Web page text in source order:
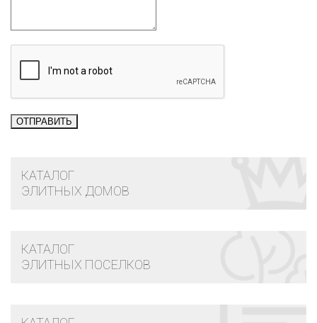
КАТАЛОГ
ЭЛИТНЫХ ДОМОВ
КАТАЛОГ
ЭЛИТНЫХ ПОСЕЛКОВ